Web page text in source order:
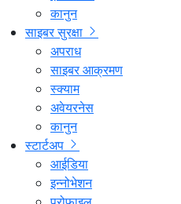
कानुन
साइबर सुरक्षा
अपराध
साइबर आक्रमण
स्क्याम
अवेयरनेस
कानुन
स्टार्टअप
आईडिया
इन्नोभेशन